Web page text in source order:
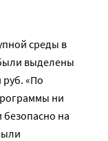
среды в
выделены
руб. «По
ни
безопасно на